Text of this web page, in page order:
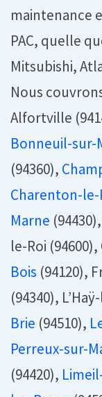
maintenance
PAC, quelle
Mitsubishi,
Nous
Alfortville
Bonneuil-sur-
(94360),
Charenton-
Marne (94430),
le-Roi
Bois (94120),
(94340),
Brie (94510),
Perreux-sur-
(94420),